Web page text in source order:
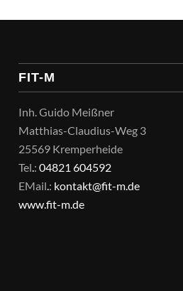
FIT-M
Inh. Guido Meißner
Matthias-Claudius-Weg 3
25569 Kremperheide
Tel.:04821 604592
EMail.: kontakt@fit-m.de
www.fit-m.de